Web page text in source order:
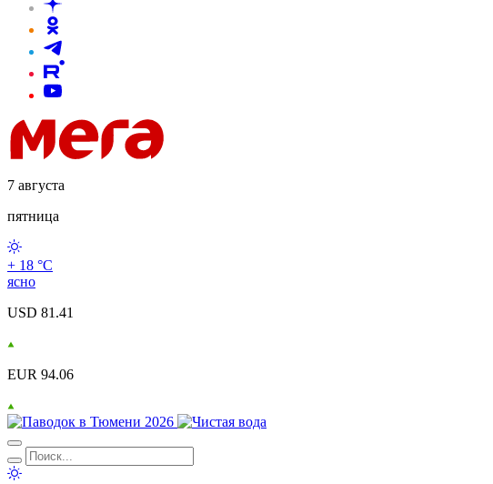
7 августа
пятница
+ 18 °С
ясно
USD 81.41
EUR 94.06